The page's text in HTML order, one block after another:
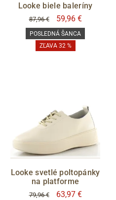
Looke biele baleríny
87,96 € 59,96 €
POSLEDNÁ ŠANCA
ZĽAVA 32 %
Looke svetlé poltopánky
na platforme
79,96 € 63,97 €